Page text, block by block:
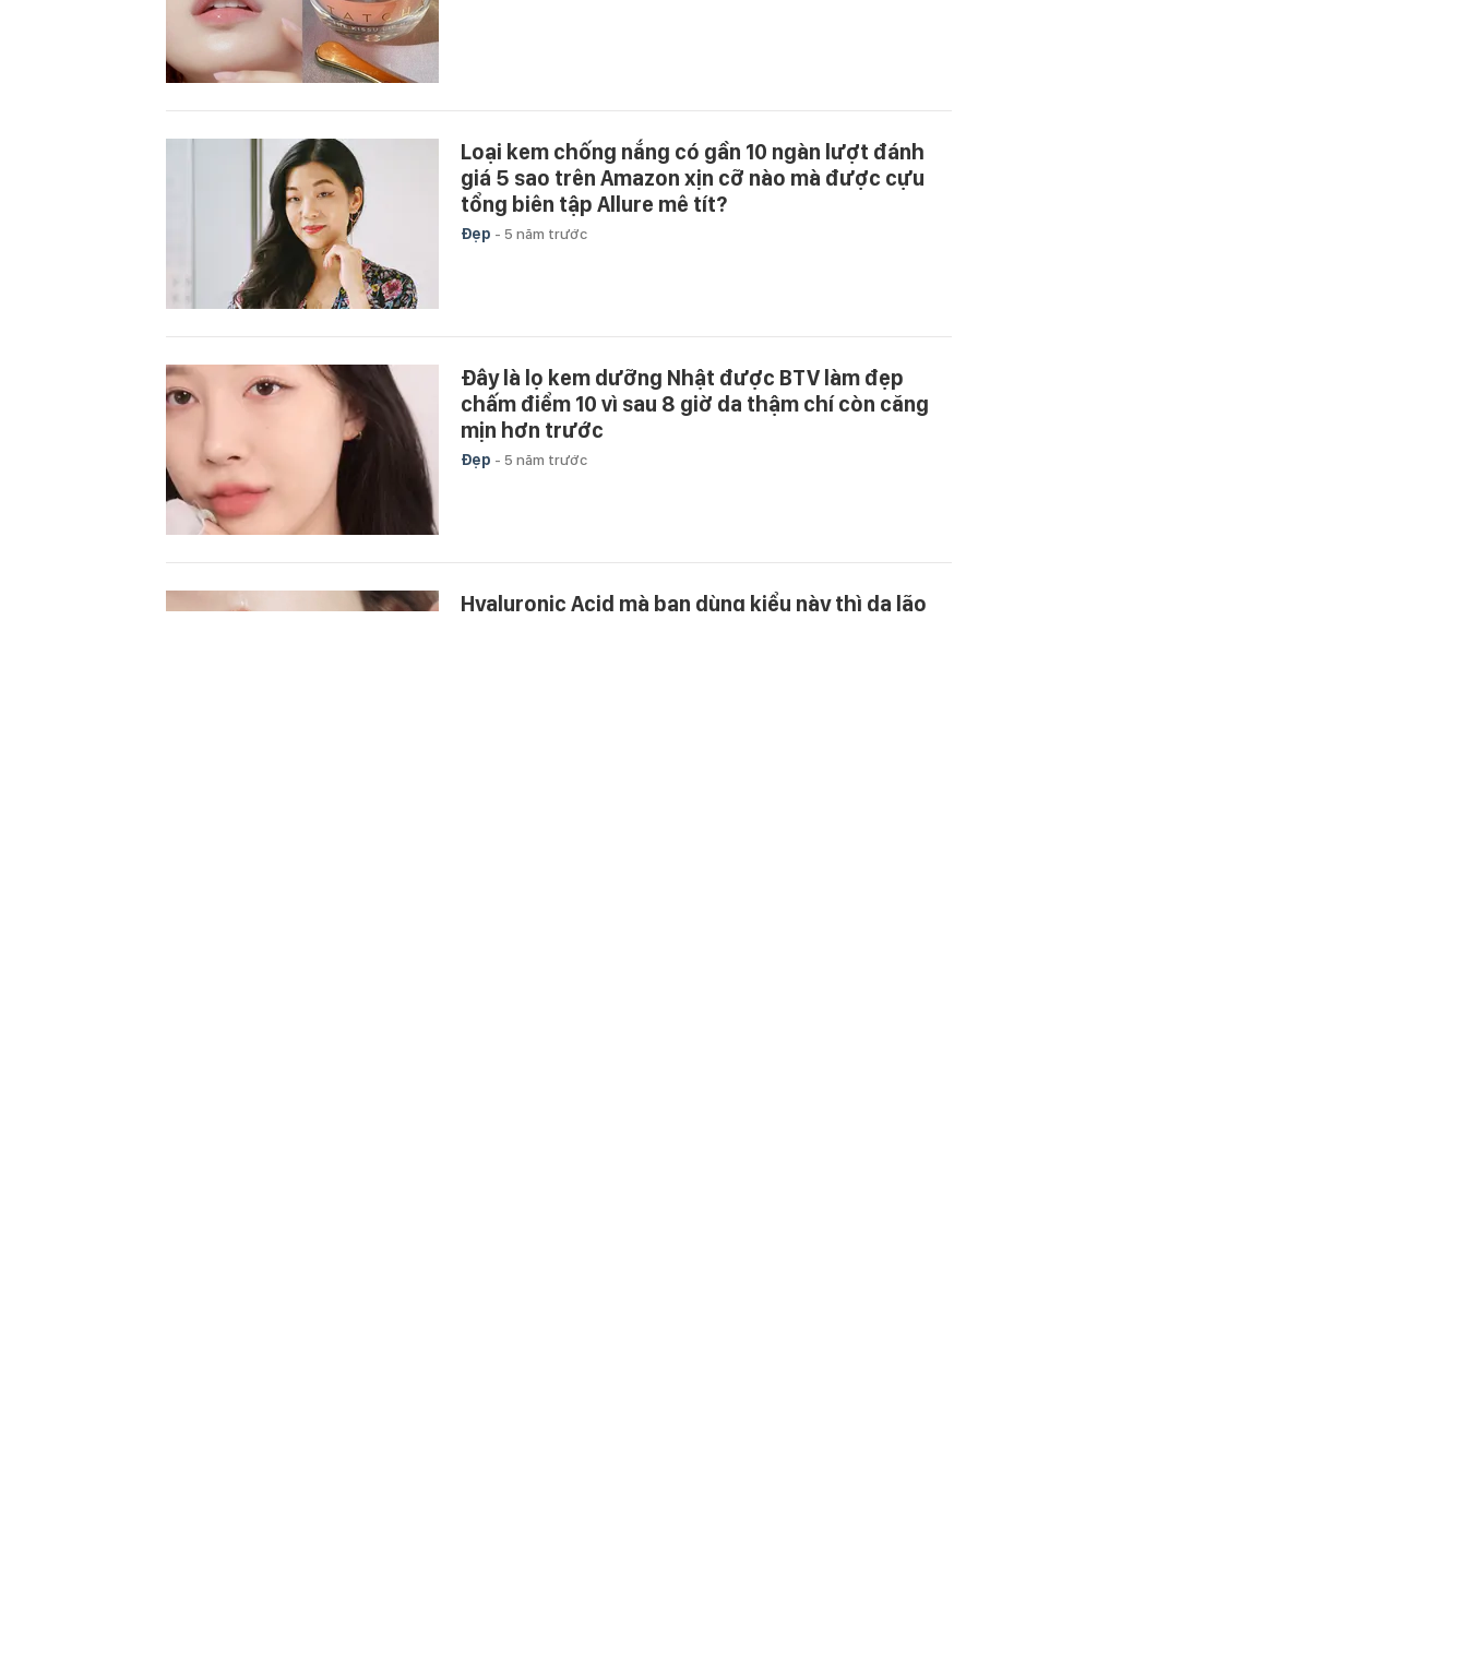
Loại kem chống nắng có gần 10 ngàn lượt đánh
giá 5 sao trên Amazon xịn cỡ nào mà được cựu
tổng biên tập Allure mê tít?
Đẹp - 5 năm trước
Đây là lọ kem dưỡng Nhật được BTV làm đẹp
chấm điểm 10 vì sau 8 giờ da thậm chí còn căng
mịn hơn trước
Đẹp - 5 năm trước
Hyaluronic Acid mà bạn dùng kiểu này thì da lão